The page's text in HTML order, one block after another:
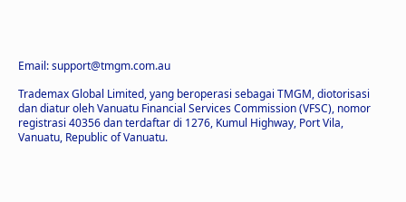
Email: support@tmgm.com.au
Trademax Global Limited, yang beroperasi sebagai TMGM, diotorisasi
dan diatur oleh Vanuatu Financial Services Commission (VFSC), nomor
registrasi 40356 dan terdaftar di 1276, Kumul Highway, Port Vila,
Vanuatu, Republic of Vanuatu.